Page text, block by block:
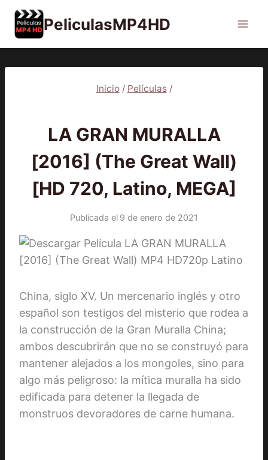
Saltar
contenido
PeliculasMP4HD
Inicio / Películas /
LA GRAN MURALLA
[2016] (The Great Wall)
[HD 720, Latino, MEGA]
Publicada el 9 de enero de 2021
China, siglo XV. Un mercenario inglés y otro
español son testigos del misterio que rodea a
la construcción de la Gran Muralla China;
ambos descubrirán que no se construyó para
mantener alejados a los mongoles, sino para
algo más peligroso: la mítica muralla ha sido
edificada para detener la llegada de
monstruos devoradores de carne humana.